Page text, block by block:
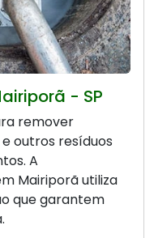
- SP
remover
outros resíduos
A
Mairiporã utiliza
que garantem